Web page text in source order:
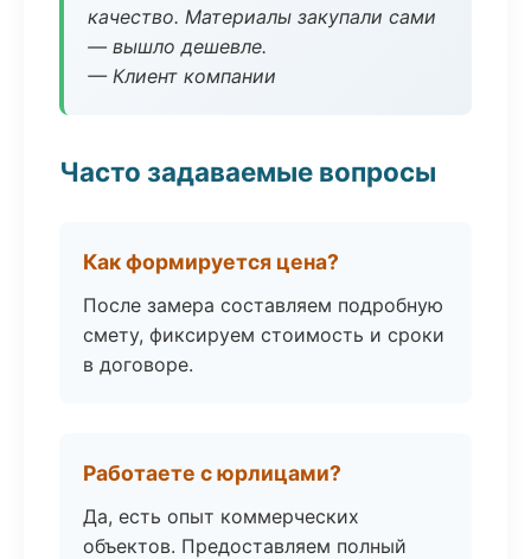
качество. Материалы закупали сами
— вышло дешевле.
— Клиент компании
Часто задаваемые вопросы
Как формируется цена?
После замера составляем подробную
смету, фиксируем стоимость и сроки
в договоре.
Работаете с юрлицами?
Да, есть опыт коммерческих
объектов. Предоставляем полный